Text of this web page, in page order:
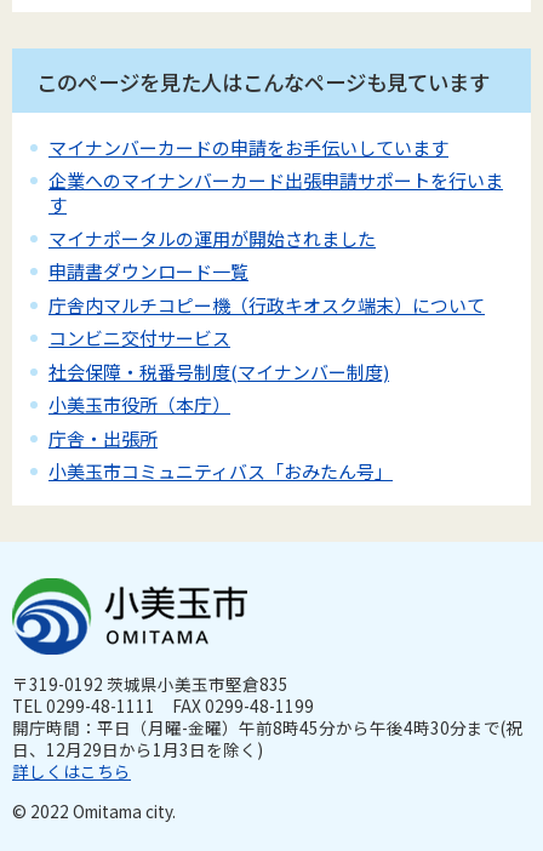
このページを見た人はこんなページも見ています
マイナンバーカードの申請をお手伝いしています
企業へのマイナンバーカード出張申請サポートを行いま
す
マイナポータルの運用が開始されました
申請書ダウンロード一覧
庁舎内マルチコピー機（行政キオスク端末）について
コンビニ交付サービス
社会保障・税番号制度(マイナンバー制度)
小美玉市役所（本庁）
庁舎・出張所
小美玉市コミュニティバス「おみたん号」
〒319-0192 茨城県小美玉市堅倉835
TEL 0299-48-1111 FAX 0299-48-1199
開庁時間：平日（月曜-金曜）午前8時45分から午後4時30分まで(祝
日、12月29日から1月3日を除く)
詳しくはこちら
© 2022 Omitama city.